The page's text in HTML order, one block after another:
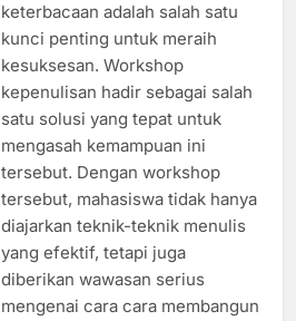
keterbacaan adalah salah satu
kunci penting untuk meraih
kesuksesan. Workshop
kepenulisan hadir sebagai salah
satu solusi yang tepat untuk
mengasah kemampuan ini
tersebut. Dengan workshop
tersebut, mahasiswa tidak hanya
diajarkan teknik-teknik menulis
yang efektif, tetapi juga
diberikan wawasan serius
mengenai cara cara membangun